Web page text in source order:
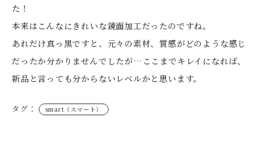
た！
本来はこんなにきれいな鏡面加工だったのですね。
あれだけ真っ黒ですと、元々の素材、質感がどのような感じ
だったか分かりませんでしたが…ここまでキレイになれば、
新品と言っても分からないレベルかと思います。
タグ： smart（スマート）